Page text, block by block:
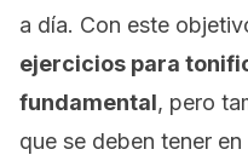
a día. Con este
ejercicios para
fundamental, pero
que se deben tener en